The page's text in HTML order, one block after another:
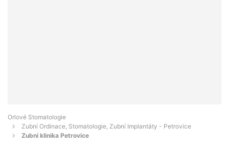
Orlové Stomatologie
Zubní Ordinace, Stomatologie, Zubní Implantáty - Petrovice
Zubní klinika Petrovice